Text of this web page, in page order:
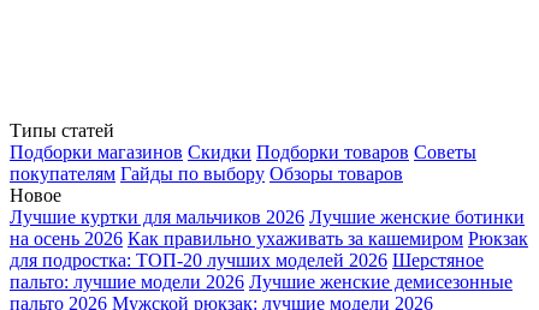
Типы статей
Подборки магазинов Скидки Подборки товаров Советы
покупателям Гайды по выбору Обзоры товаров
Новое
Лучшие куртки для мальчиков 2026 Лучшие женские ботинки
на осень 2026 Как правильно ухаживать за кашемиром Рюкзак
для подростка: ТОП-20 лучших моделей 2026 Шерстяное
пальто: лучшие модели 2026 Лучшие женские демисезонные
пальто 2026 Мужской рюкзак: лучшие модели 2026